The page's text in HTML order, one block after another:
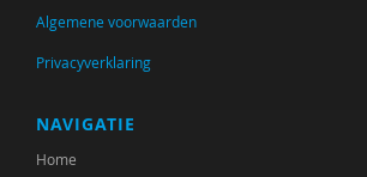
Trees Das
Inez de Beaufort
Ed de Bruin
Algemene voorwaarden
Privacyverklaring
NAVIGATIE
Home